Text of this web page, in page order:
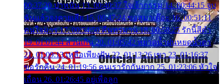
00:37:20 ปาหนัน 13. 00:40:37 ใจเจ้ากรรม 14. 00:44:15 จูบ
ฉันแล้วจงตายเสีย 15. 00:47:24 ขอสูมาเต๊อะ 16. 00:51:11
คนใจมาร 17. 00:54:50 คืนทรมาน 18. 00:58:25 รักนี้สีดำ
19. 01:01:44 ส่วนเกิน 20. 01:05:42 หยาดน้ำฝนหยดน้ำตา
21. 01:09:13 เหลือเพียงฝัน 22. 01:13:26 เขา 23. 01:16:37
ขอรักคืน 24. 01:19:56 คนเรารักกันยาก 25. 01:23:06 หัวใจ
เถื่อน 26. 01:26:45 อยู่เพื่อลูก